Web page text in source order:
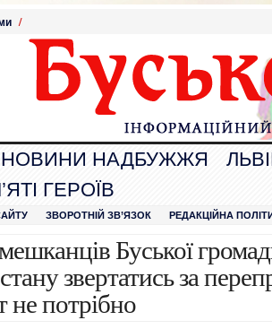
/
НОВИНИ НАДБУЖЖЯ
ГЕРОЇВ
ЗВОРОТНІЙ ЗВ’ЯЗОК РЕДАКЦІЙНА
Буської
звертатись за
не потрібно